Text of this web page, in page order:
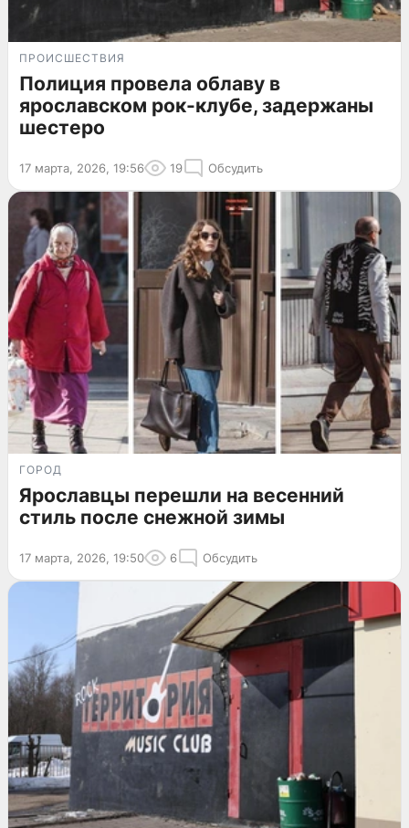
ПРОИСШЕСТВИЯ
Полиция провела облаву в
ярославском рок-клубе, задержаны
шестеро
17 марта, 2026, 19:56 19 Обсудить
ГОРОД
Ярославцы перешли на весенний
стиль после снежной зимы
17 марта, 2026, 19:50 6 Обсудить